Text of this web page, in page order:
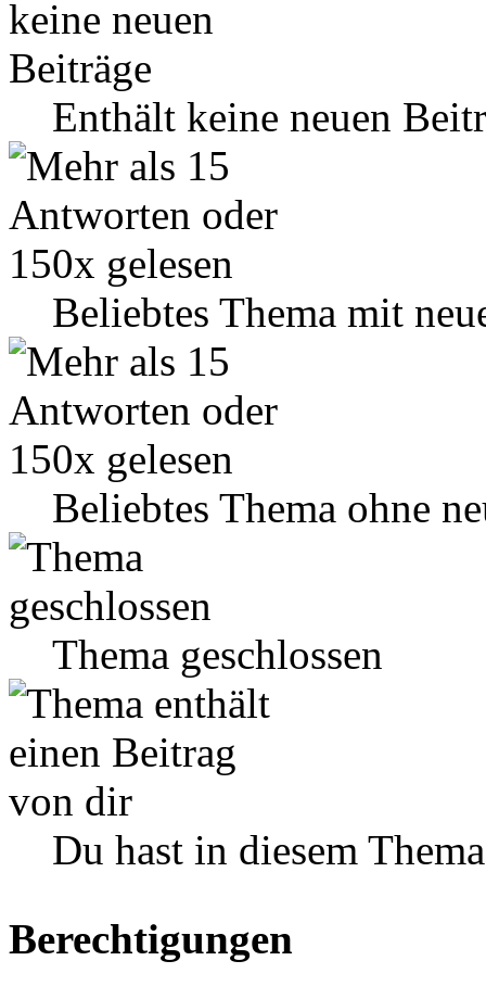
Enthält keine neuen
Beliebtes Thema mit
Beliebtes Thema ohne
Thema geschlossen
Du hast in diesem
Berechtigungen